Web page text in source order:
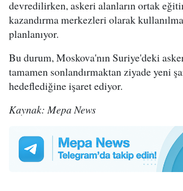
devredilirken, askeri alanların ortak
kazandırma merkezleri olarak
planlanıyor.
Bu durum, Moskova'nın Suriye'deki
tamamen sonlandırmaktan ziyade yeni
hedeflediğine işaret ediyor.
Kaynak: Mepa News